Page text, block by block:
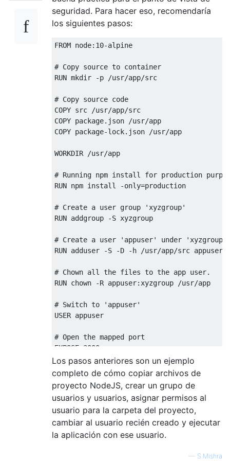
seguridad. Para hacer eso, recomendaría
los siguientes pasos:
FROM node:10-alpine
# Copy source to container
RUN mkdir -p /usr/app/src
# Copy source code
COPY src /usr/app/src
COPY package.json /usr/app
COPY package-lock.json /usr/app
WORKDIR /usr/app
# Running npm install for production
RUN npm install -only=production
# Create a user group 'xyzgroup'
RUN addgroup -S xyzgroup
# Create a user 'appuser' under 'xyzgroup'
RUN adduser -S -D -h /usr/app/src appuser
# Chown all the files to the app user.
RUN chown -R appuser:xyzgroup /usr/app
# Switch to 'appuser'
USER appuser
# Open the mapped port
EXPOSE 3000
# Start the process
Los pasos anteriores son un ejemplo
completo de cómo copiar archivos de
proyecto NodeJS, crear un grupo de
usuarios y usuarios, asignar permisos al
usuario para la carpeta del proyecto,
cambiar al usuario recién creado y ejecutar
la aplicación con ese usuario.
— S.Mishra